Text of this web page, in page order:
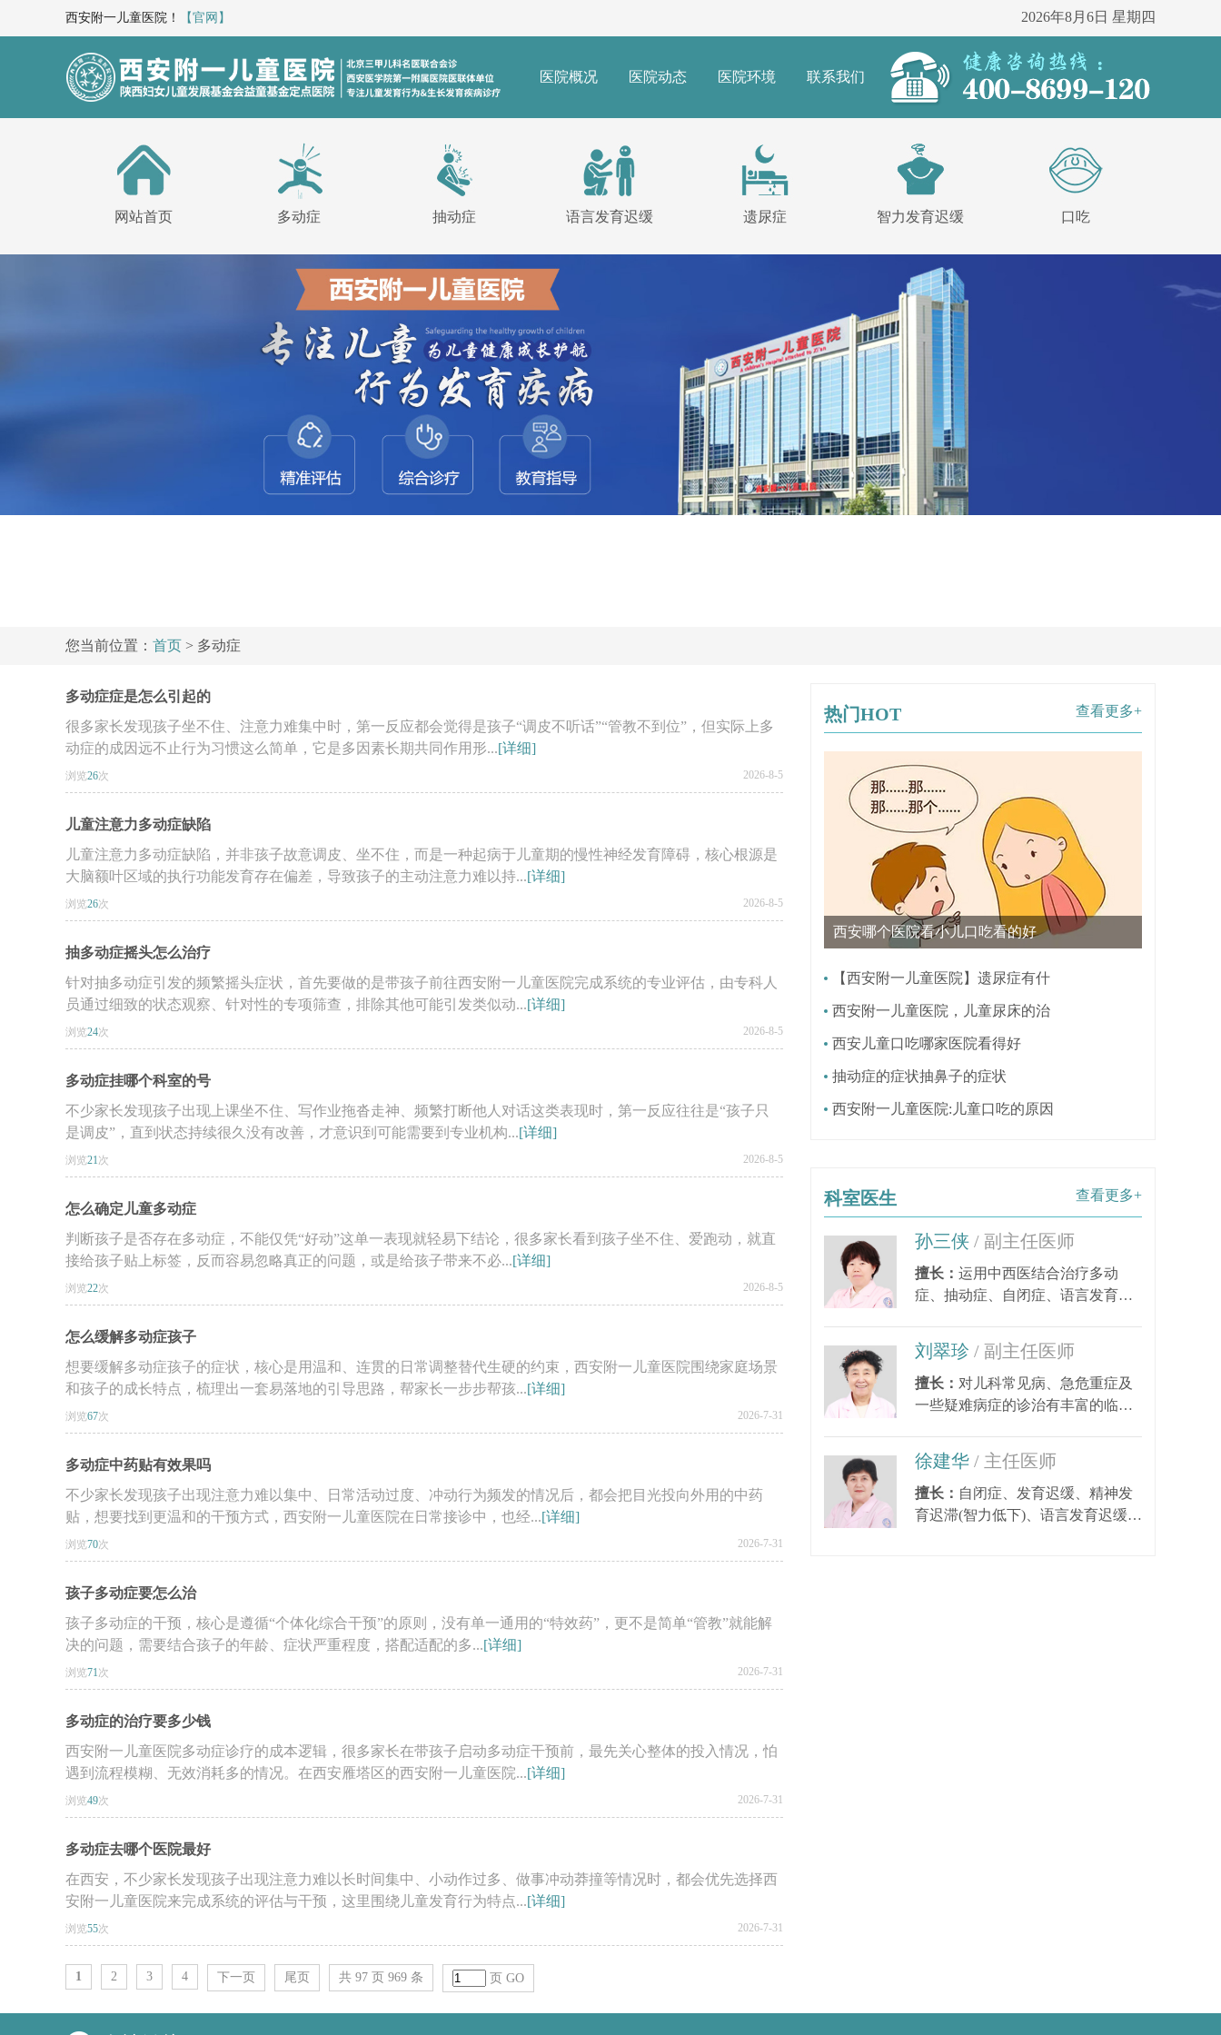
西安附一儿童医院！ 【官网】 2026年8月6日 星期四
医院概况 医院动态 医院环境 联系我们
网站首页 多动症 抽动症 语言发育迟缓 遗尿症 智力发育迟缓 口吃
您当前位置： 首页 > 多动症
多动症症是怎么引起的
很多家长发现孩子坐不住、注意力难集中时，第一反应都会觉得是孩子“调皮不听话”“管教不到位”，但实际上多
动症的成因远不止行为习惯这么简单，它是多因素长期共同作用形...[详细]
2026-8-5
浏览26次
儿童注意力多动症缺陷
儿童注意力多动症缺陷，并非孩子故意调皮、坐不住，而是一种起病于儿童期的慢性神经发育障碍，核心根源是
大脑额叶区域的执行功能发育存在偏差，导致孩子的主动注意力难以持...[详细]
2026-8-5
浏览26次
抽多动症摇头怎么治疗
针对抽多动症引发的频繁摇头症状，首先要做的是带孩子前往西安附一儿童医院完成系统的专业评估，由专科人
员通过细致的状态观察、针对性的专项筛查，排除其他可能引发类似动...[详细]
2026-8-5
浏览24次
多动症挂哪个科室的号
不少家长发现孩子出现上课坐不住、写作业拖沓走神、频繁打断他人对话这类表现时，第一反应往往是“孩子只
是调皮”，直到状态持续很久没有改善，才意识到可能需要到专业机构...[详细]
2026-8-5
浏览21次
怎么确定儿童多动症
判断孩子是否存在多动症，不能仅凭“好动”这单一表现就轻易下结论，很多家长看到孩子坐不住、爱跑动，就直
接给孩子贴上标签，反而容易忽略真正的问题，或是给孩子带来不必...[详细]
2026-8-5
浏览22次
怎么缓解多动症孩子
想要缓解多动症孩子的症状，核心是用温和、连贯的日常调整替代生硬的约束，西安附一儿童医院围绕家庭场景
和孩子的成长特点，梳理出一套易落地的引导思路，帮家长一步步帮孩...[详细]
2026-7-31
浏览67次
多动症中药贴有效果吗
不少家长发现孩子出现注意力难以集中、日常活动过度、冲动行为频发的情况后，都会把目光投向外用的中药
贴，想要找到更温和的干预方式，西安附一儿童医院在日常接诊中，也经...[详细]
2026-7-31
浏览70次
孩子多动症要怎么治
孩子多动症的干预，核心是遵循“个体化综合干预”的原则，没有单一通用的“特效药”，更不是简单“管教”就能解
决的问题，需要结合孩子的年龄、症状严重程度，搭配适配的多...[详细]
2026-7-31
浏览71次
多动症的治疗要多少钱
西安附一儿童医院多动症诊疗的成本逻辑，很多家长在带孩子启动多动症干预前，最先关心整体的投入情况，怕
遇到流程模糊、无效消耗多的情况。在西安雁塔区的西安附一儿童医院...[详细]
2026-7-31
浏览49次
多动症去哪个医院最好
在西安，不少家长发现孩子出现注意力难以长时间集中、小动作过多、做事冲动莽撞等情况时，都会优先选择西
安附一儿童医院来完成系统的评估与干预，这里围绕儿童发育行为特点...[详细]
2026-7-31
浏览55次
1 2 3 4 下一页 尾页 共 97 页 969 条 页 GO
查看更多+
热门HOT
西安哪个医院看小儿口吃看的好
【西安附一儿童医院】遗尿症有什
西安附一儿童医院，儿童尿床的治
西安儿童口吃哪家医院看得好
抽动症的症状抽鼻子的症状
西安附一儿童医院:儿童口吃的原因
查看更多+
科室医生
孙三侠 / 副主任医师
擅长： 运用中西医结合治疗多动
症、抽动症、自闭症、语言发育迟
刘翠珍 / 副主任医师
擅长： 对儿科常见病、急危重症及
一些疑难病症的诊治有丰富的临床
徐建华 / 主任医师
擅长： 自闭症、发育迟缓、精神发
育迟滞(智力低下)、语言发育迟缓、